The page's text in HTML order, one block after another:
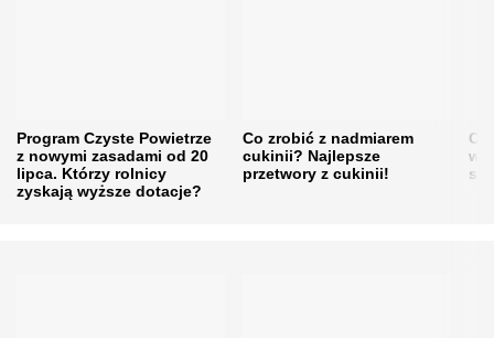
Program Czyste Powietrze
z nowymi zasadami od 20
lipca. Którzy rolnicy
zyskają wyższe dotacje?
Co zrobić z nadmiarem
cukinii? Najlepsze
przetwory z cukinii!
w